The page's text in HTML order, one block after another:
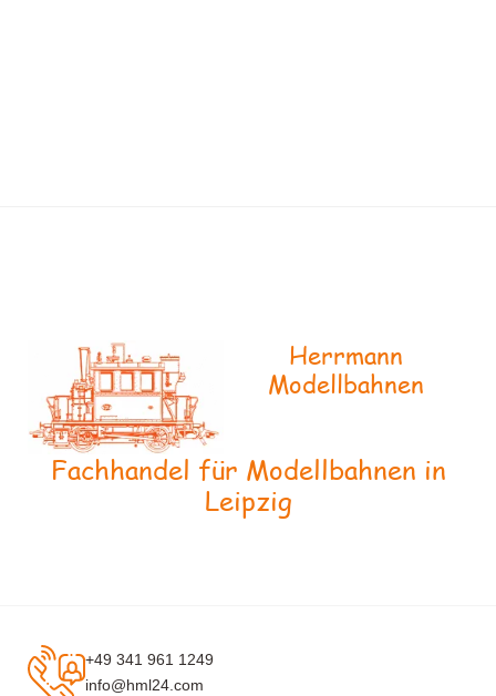
Herrmann
Modellbahnen
Fachhandel für Modellbahnen in
Leipzig
+49 341 961 1249
info@hml24.com